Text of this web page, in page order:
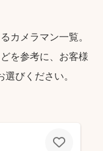
カメラマン一覧。
を参考に、お客様
びください。